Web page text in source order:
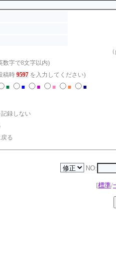
数字で8文字以内)
稿時 9597 を入力してください)
■ ■ ■ ■ ■ ■
録しない
る
NO:
[標準/